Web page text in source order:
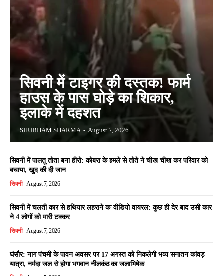
सिवनी में टाइगर की दस्तक! फार्म
हाउस के पास घोड़े का शिकार,
इलाके में दहशत
SHUBHAM SHARMA - August 7, 2026
सिवनी में पालतू तोता बना हीरो: कोबरा के हमले से तोते ने चीख चीख कर परिवार को
बचाया, खुद की दी जान
सिवनी August 7, 2026
सिवनी में चलती कार से हथियार लहराने का वीडियो वायरल: कुछ ही देर बाद उसी कार
ने 4 लोगों को मारी टक्कर
सिवनी August 7, 2026
घंसौर: नाग पंचमी के पावन अवसर पर 17 अगस्त को निकलेगी भव्य सनातन कांवड़
यात्रा, नर्मदा जल से होगा भगवान नीलकंठ का जलाभिषेक